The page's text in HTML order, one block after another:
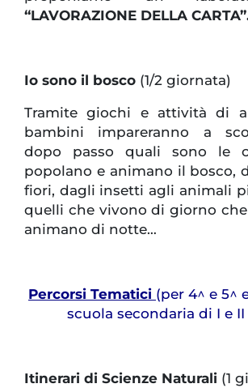
“LAVORAZIONE DELLA
Io sono il bosco (1/2
Tramite giochi e attività di
bambini impareranno a
dopo passo quali sono le
popolano e animano il bosco,
fiori, dagli insetti agli animali
quelli che vivono di giorno
animano di notte…
Percorsi Tematici (per 4^ e 5^
scuola secondaria di I e
Itinerari di Scienze Naturali (1